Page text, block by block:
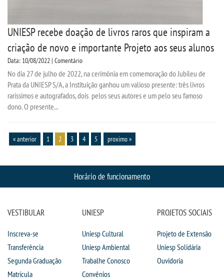
UNIESP recebe doação de livros raros que inspiram a
criação de novo e importante Projeto aos seus alunos
Data: 10/08/2022 | Comentário
No dia 27 de julho de 2022, na cerimônia em comemoração do Jubileu de
Prata da UNIESP S/A, a Instituição ganhou um valioso presente: três livros
raríssimos e autografados, dois pelos seus autores e um pelo seu famoso
dono. O presente...
« anterior 1 2 3 4 5 proximo »
Horário de funcionamento
VESTIBULAR
Inscreva-se
Transferência
Segunda Graduação
Matrícula
UNIESP
Uniesp Cultural
Uniesp Ambiental
Trabalhe Conosco
Convênios
PROJETOS SOCIAIS
Projeto de Extensão
Uniesp Solidária
Ouvidoria